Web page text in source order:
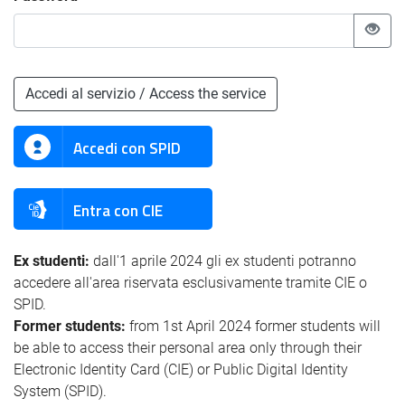
Accedi al servizio / Access the service
Accedi con SPID
Entra con CIE
Ex studenti: dall'1 aprile 2024 gli ex studenti potranno
accedere all'area riservata esclusivamente tramite CIE o
SPID.
Former students: from 1st April 2024 former students will
be able to access their personal area only through their
Electronic Identity Card (CIE) or Public Digital Identity
System (SPID).